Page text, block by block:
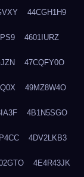
44CGH1H9
4601IURZ
47CQFY0O
49MZ8W4O
4B1N5SGO
4DV2LKB3
4E4R43JK